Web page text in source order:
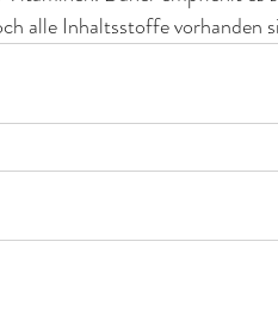
alle Inhaltsstoffe vorhanden